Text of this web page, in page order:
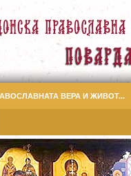
ВЕРА И ЖИВОТ...